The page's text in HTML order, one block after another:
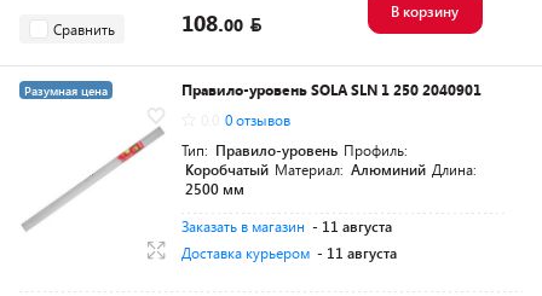
Сравнить 108.00
В корзину
Разумная цена
Правило-уровень SOLA SLN 1 250 2040901
0 отзывов
Тип: Правило-уровень Профиль:
Коробчатый Материал: Алюминий Длина:
2500 мм
Заказать в магазин - 11 августа
Доставка курьером - 11 августа